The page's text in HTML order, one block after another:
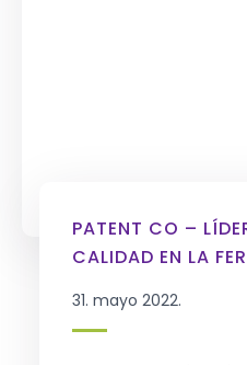
PATENT CO –
CALIDAD EN LA
31. mayo 2022.